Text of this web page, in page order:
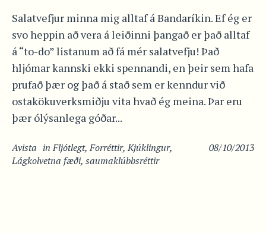
Salatvefjur minna mig alltaf á Bandaríkin. Ef ég er
svo heppin að vera á leiðinni þangað er það alltaf
á “to-do” listanum að fá mér salatvefju! Það
hljómar kannski ekki spennandi, en þeir sem hafa
prufað þær og það á stað sem er kenndur við
ostakökuverksmiðju vita hvað ég meina. Þar eru
þær ólýsanlega góðar...
08/10/2013
Avista inFljótlegt,Forréttir,Kjúklingur,
Lágkolvetna fæði, saumaklúbbsréttir